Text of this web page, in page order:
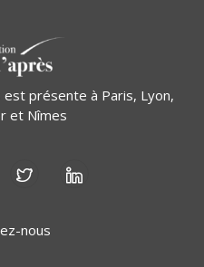
présente à Paris, Lyon,
et Nîmes
nous